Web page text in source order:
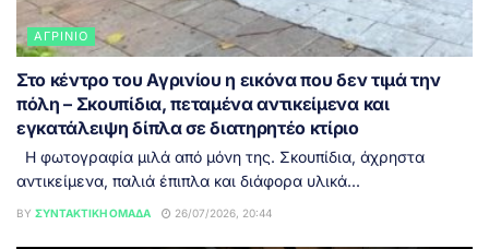
ΑΓΡΊΝΙΟ
Στο κέντρο του Αγρινίου η εικόνα που δεν τιμά την
πόλη – Σκουπίδια, πεταμένα αντικείμενα και
εγκατάλειψη δίπλα σε διατηρητέο κτίριο
Η φωτογραφία μιλά από μόνη της. Σκουπίδια, άχρηστα
αντικείμενα, παλιά έπιπλα και διάφορα υλικά...
BY ΣΥΝΤΑΚΤΙΚΉ ΟΜΆΔΑ 26/07/2026, 20:44